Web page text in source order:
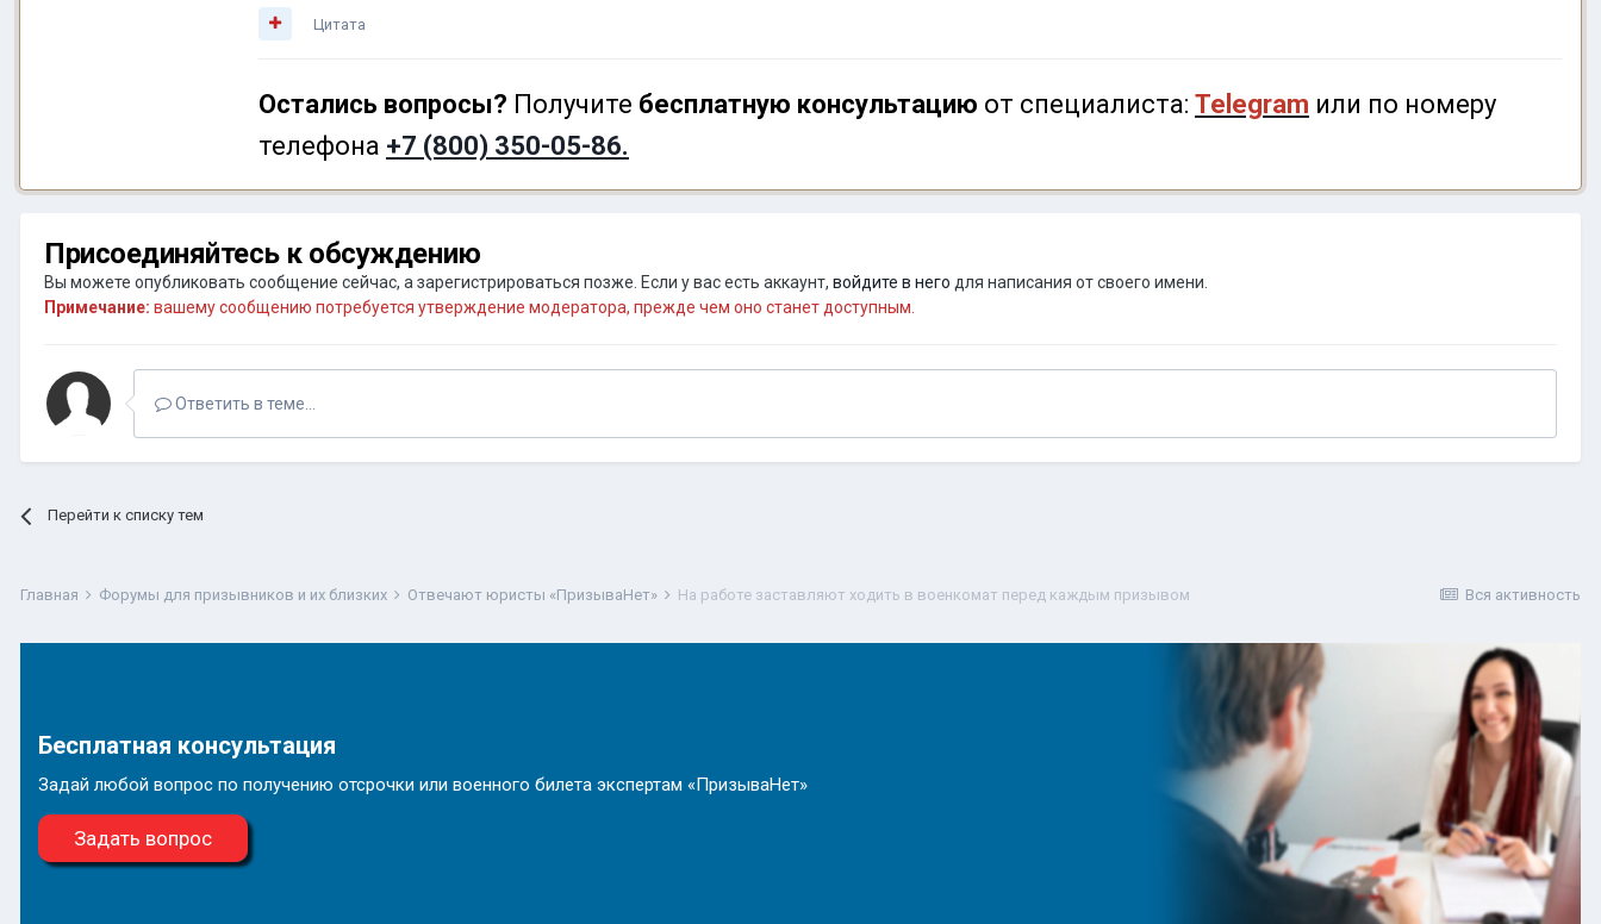
Цитата
Остались вопросы? Получите бесплатную консультацию от специалиста: Telegram или по номеру
телефона +7 (800) 350-05-86.
Присоединяйтесь к обсуждению
Вы можете опубликовать сообщение сейчас, а зарегистрироваться позже. Если у вас есть аккаунт, войдите в него для написания от своего имени.
Примечание: вашему сообщению потребуется утверждение модератора, прежде чем оно станет доступным.
Ответить в теме...
Перейти к списку тем
Вся активность
Главная Форумы для призывников и их близких Отвечают юристы «ПризываНет» На работе заставляют ходить в военкомат перед каждым призывом
Бесплатная консультация
Задай любой вопрос по получению отсрочки или военного билета экспертам «ПризываНет»
Задать вопрос